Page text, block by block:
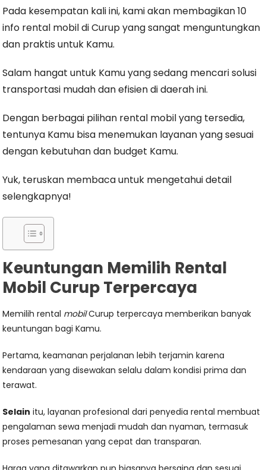
Pada kesempatan kali ini, kami akan membagikan 10
info rental mobil di Curup yang sangat menguntungkan
dan praktis untuk Kamu.
Salam hangat untuk Kamu yang sedang mencari solusi
transportasi mudah dan efisien di daerah ini.
Dengan berbagai pilihan rental mobil yang tersedia,
tentunya Kamu bisa menemukan layanan yang sesuai
dengan kebutuhan dan budget Kamu.
Yuk, teruskan membaca untuk mengetahui detail
selengkapnya!
Keuntungan Memilih Rental
Mobil Curup Terpercaya
Memilih rental mobilCurup terpercaya memberikan banyak
keuntungan bagi Kamu.
Pertama, keamanan perjalanan lebih terjamin karena
kendaraan yang disewakan selalu dalam kondisi prima dan
terawat.
Selain itu, layanan profesional dari penyedia rental membuat
pengalaman sewa menjadi mudah dan nyaman, termasuk
proses pemesanan yang cepat dan transparan.